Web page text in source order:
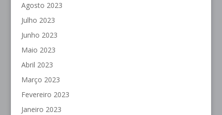
Agosto 2023
Julho 2023
Junho 2023
Maio 2023
Abril 2023
Março 2023
Fevereiro 2023
Janeiro 2023